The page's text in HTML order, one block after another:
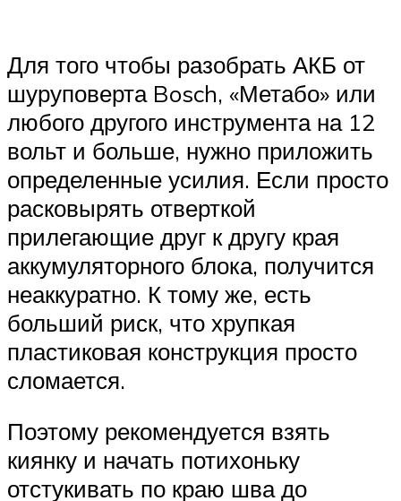
Для того чтобы разобрать АКБ от
шуруповерта Bosch, «Метабо» или
любого другого инструмента на 12
вольт и больше, нужно приложить
определенные усилия. Если просто
расковырять отверткой
прилегающие друг к другу края
аккумуляторного блока, получится
неаккуратно. К тому же, есть
больший риск, что хрупкая
пластиковая конструкция просто
сломается.
Поэтому рекомендуется взять
киянку и начать потихоньку
отстукивать по краю шва до